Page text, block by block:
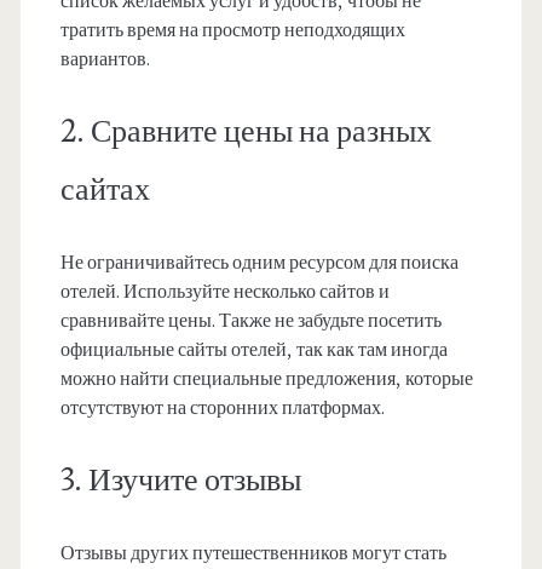
тратить время на просмотр неподходящих
вариантов.
2. Сравните цены на разных
сайтах
Не ограничивайтесь одним ресурсом для поиска
отелей. Используйте несколько сайтов и
сравнивайте цены. Также не забудьте посетить
официальные сайты отелей, так как там иногда
можно найти специальные предложения, которые
отсутствуют на сторонних платформах.
3. Изучите отзывы
Отзывы других путешественников могут стать